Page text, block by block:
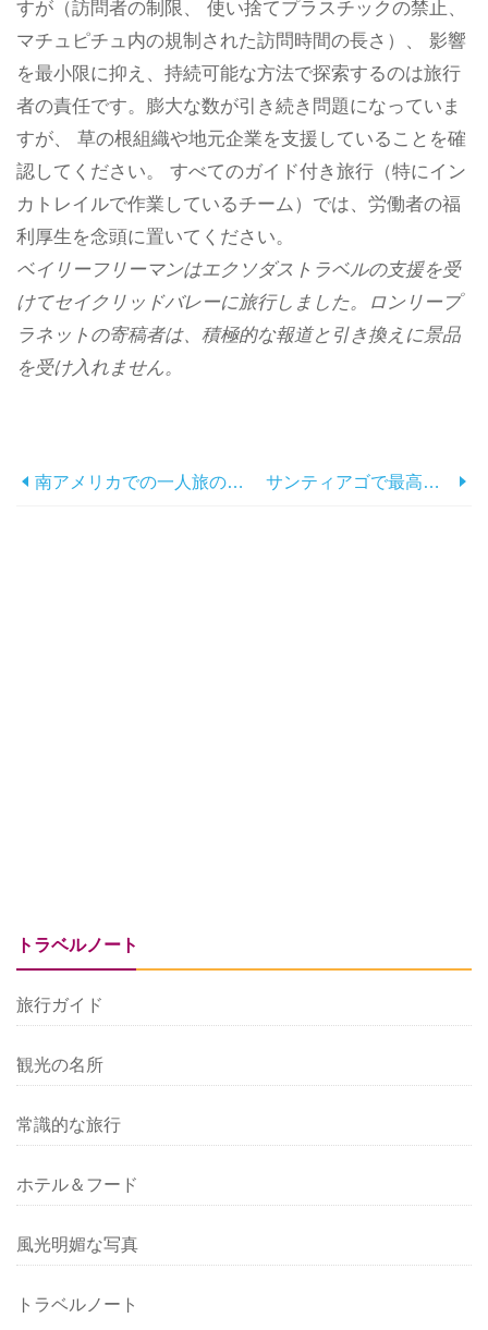
すが（訪問者の制限、 使い捨てプラスチックの禁止、
マチュピチュ内の規制された訪問時間の長さ）、 影響
を最小限に抑え、持続可能な方法で探索するのは旅行
者の責任です。膨大な数が引き続き問題になっていま
すが、 草の根組織や地元企業を支援していることを確
認してください。 すべてのガイド付き旅行（特にイン
カトレイルで作業しているチーム）では、労働者の福
利厚生を念頭に置いてください。
ベイリーフリーマンはエクソダストラベルの支援を受
けてセイクリッドバレーに旅行しました。ロンリープ
ラネットの寄稿者は、積極的な報道と引き換えに景品
を受け入れません。
南アメリカでの一人旅のヒント サンティアゴで最高のワインバー
トラベルノート
旅行ガイド
観光の名所
常識的な旅行
ホテル＆フード
風光明媚な写真
トラベルノート